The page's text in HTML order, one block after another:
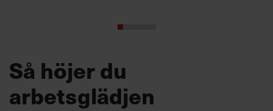
Så höjer du
arbetsglädjen